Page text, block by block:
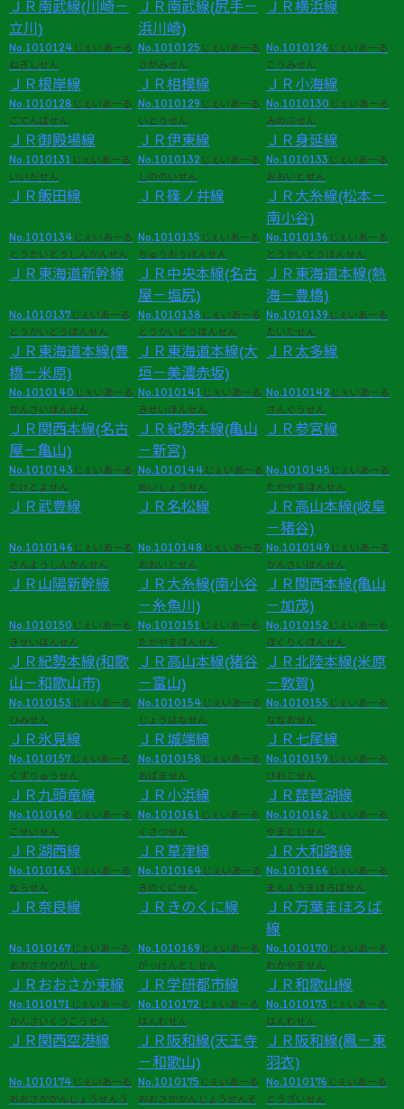
ＪＲ南武線(川崎－
立川)
ＪＲ南武線(尻手－
浜川崎)
ＪＲ横浜線
No.1010124 じぇいあーる
ねぎしせん
ＪＲ根岸線
No.1010125 じぇいあーる
さがみせん
ＪＲ相模線
No.1010126 じぇいあーる
こうみせん
ＪＲ小海線
No.1010128 じぇいあーる
ごてんばせん
ＪＲ御殿場線
No.1010129 じぇいあーる
いとうせん
ＪＲ伊東線
No.1010130 じぇいあーる
みのぶせん
ＪＲ身延線
No.1010131 じぇいあーる
いいだせん
ＪＲ飯田線
No.1010132じぇいあーる
しののいせん
ＪＲ篠ノ井線
No.1010133 じぇいあーる
おおいとせん
ＪＲ大糸線(松本－
南小谷)
No.1010134 じぇいあーる
とうかいどうしんかんせん
ＪＲ東海道新幹線
No.1010135 じぇいあーる
ちゅうおうほんせん
ＪＲ中央本線(名古
屋－塩尻)
No.1010136 じぇいあーる
とうかいどうほんせん
ＪＲ東海道本線(熱
海－豊橋)
No.1010137 じぇいあーる
とうかいどうほんせん
ＪＲ東海道本線(豊
橋－米原)
No.1010138 じぇいあーる
とうかいどうほんせん
ＪＲ東海道本線(大
垣－美濃赤坂)
No.1010139 じぇいあーる
たいたせん
ＪＲ太多線
No.1010140 じぇいあーる
かんさいほんせん
ＪＲ関西本線(名古
屋－亀山)
No.1010141 じぇいあーる
きせいほんせん
ＪＲ紀勢本線(亀山
－新宮)
No.1010142 じぇいあーる
さんぐうせん
ＪＲ参宮線
No.1010143 じぇいあーる
たけとよせん
ＪＲ武豊線
No.1010144 じぇいあーる
めいしょうせん
ＪＲ名松線
No.1010145 じぇいあーる
たかやまほんせん
ＪＲ高山本線(岐阜
－猪谷)
No.1010146 じぇいあーる
さんようしんかんせん
ＪＲ山陽新幹線
No.1010148 じぇいあーる
おおいとせん
ＪＲ大糸線(南小谷
－糸魚川)
No.1010149 じぇいあーる
かんさいほんせん
ＪＲ関西本線(亀山
－加茂)
No.1010150 じぇいあーる
きせいほんせん
ＪＲ紀勢本線(和歌
山－和歌山市)
No.1010151 じぇいあーる
たかやまほんせん
ＪＲ高山本線(猪谷
－富山)
No.1010152 じぇいあーる
ほくりくほんせん
ＪＲ北陸本線(米原
－敦賀)
No.1010153 じぇいあーる
ひみせん
ＪＲ氷見線
No.1010154 じぇいあーる
じょうはなせん
ＪＲ城端線
No.1010155 じぇいあーる
ななおせん
ＪＲ七尾線
No.1010157 じぇいあーる
くずりゅうせん
ＪＲ九頭竜線
No.1010158 じぇいあーる
おばません
ＪＲ小浜線
No.1010159 じぇいあーる
びわこせん
ＪＲ琵琶湖線
No.1010160 じぇいあーる
こせいせん
ＪＲ湖西線
No.1010161 じぇいあーる
くさつせん
ＪＲ草津線
No.1010162 じぇいあーる
やまとじせん
ＪＲ大和路線
No.1010163 じぇいあーる
ならせん
ＪＲ奈良線
No.1010164 じぇいあーる
きのくにせん
ＪＲきのくに線
No.1010166 じぇいあーる
まんようまほろばせん
ＪＲ万葉まほろば
線
No.1010167 じぇいあーる
おおさかひがしせん
ＪＲおおさか東線
No.1010169 じぇいあーる
がっけんとしせん
ＪＲ学研都市線
No.1010170 じぇいあーる
わかやません
ＪＲ和歌山線
No.1010171 じぇいあーる
かんさいくうこうせん
ＪＲ関西空港線
No.1010172じぇいあーる
はんわせん
ＪＲ阪和線(天王寺
－和歌山)
No.1010173 じぇいあーる
はんわせん
ＪＲ阪和線(鳳－東
羽衣)
No.1010174 じぇいあーる
おおさかかんじょうせんう
No.1010175 じぇいあーる
おおさかかんじょうせんそ
No.1010176 じぇいあーる
とうざいせん